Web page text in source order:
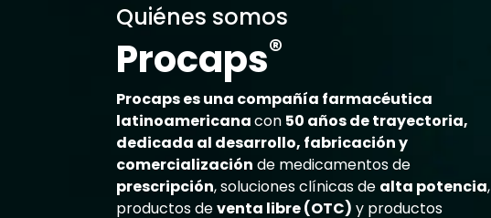
Quiénes somos
Procaps®
Procaps es una compañía farmacéutica
latinoamericanacon 50 años de trayectoria,
dedicada al desarrollo, fabricación y
comercialización de medicamentos de
prescripción, soluciones clínicas de alta potencia,
productos deventa libre (OTC) y productos